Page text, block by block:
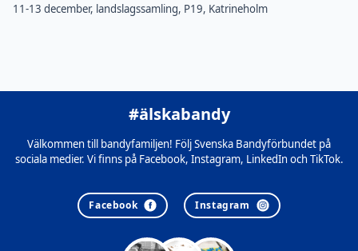
11-13 december, landslagssamling, P19, Katrineholm
#älskabandy
Välkommen till bandyfamiljen! Följ Svenska Bandyförbundet på
sociala medier. Vi finns på Facebook, Instagram, LinkedIn och TikTok.
Facebook Instagram